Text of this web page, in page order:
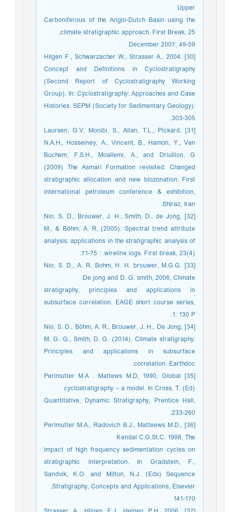
Upper
Carboniferous of the Anglo-Dutch Basin using the
climate stratigraphic approach. First Break, 25,
December 2007, 49-59.
[30] Hilgen F., Schwarzacher W., Strasser A., 2004.
Concept and Definitions in Cyclostratigraphy
(Second Report of Cyclostratigraphy Working
Group). In: Cyclostratigraphy: Approaches and Case
Histories. SEPM (Society for Sedimentary Geology):
303-305.
[31] Laursen, G.V, Monibi, S., Allan, T.L., Pickard,
N.A.H., Hosseiney, A., Vincent, B., Hamon, Y., Van
Buchem, F.S.H., Moallemi, A., and Driullion, G
(2009) The Asmari Formation revisited: Changed
stratigraphic allocation and new biozonation, First
international petroleum conference & exhibition,
Shiraz, Iran.
[32] Nio, S. D., Brouwer, J. H., Smith, D., de Jong,
M., & Böhm, A. R. (2005). Spectral trend attribute
analysis: applications in the stratigraphic analysis of
wireline logs. First break, 23(4).‏ : 71-75.
[33] Nio, S. D., A. R. Bohm, H. H. brouwer, M.G.G.
De jong and D. G. smith, 2006, Climate
stratigraphy, principles and applications in
subsurface correlation. EAGE short course series,
1: 130 P.
[34] Nio, S. D., Böhm, A. R., Brouwer, J. H., De Jong,
M. G. G., Smith, D. G. (2014). Climate stratigraphy:
Principles and applications in subsurface
correlation. Earthdoc.
[35] Perlmutter M.A . Mattews M.D, 1990, Global
cyclostratigraphy – a model. In Cross, T. (Ed)
Quantitative, Dynamic Stratigraphy, Prentice Hall,
233-260.
[36] Perlmutter M.A., Radovich B.J., Matteews M.D.,
Kendal C.G.St.C. 1998, The
impact of high frequency sedimentation cycles on
stratigraphic interpretation. In Gradstein, F.,
Sandvik, K.O. and Milton, N.J. (Eds) Sequence
Stratigraphy, Concepts and Applications, Elsevier,
141-170